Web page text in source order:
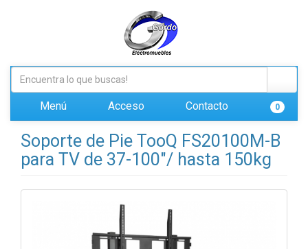
Menú Acceso Contacto 0
Soporte de Pie TooQ FS20100M-B
para TV de 37-100"/ hasta 150kg